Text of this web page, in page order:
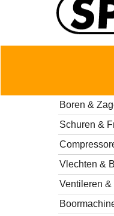
Boren &
Schuren &
Vlechten &
Ventileren &